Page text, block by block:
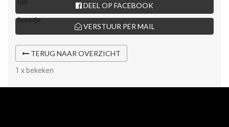
DEEL OP FACEBOOK
VERSTUUR PER MAIL
TERUG NAAR OVERZICHT
1 x bekeken